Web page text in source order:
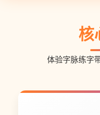
核
体验字脉练字